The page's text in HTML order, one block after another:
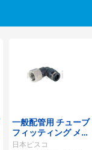
一般配管用 チューブ
フィッティング メス
エルボ
日本ピスコ